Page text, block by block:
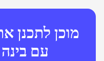
מוכן לתכנן
עם